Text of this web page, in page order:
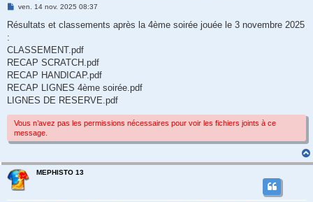
M
s
g
ven. 14 nov. 2025 08:37
Résultats et classements après la 4ème soirée jouée le 3 novembre 2025
:
CLASSEMENT.pdf
RECAP SCRATCH.pdf
RECAP HANDICAP.pdf
RECAP LIGNES 4ème soirée.pdf
LIGNES DE RESERVE.pdf
Vous n’avez pas les permissions nécessaires pour voir les fichiers joints à ce
message.
MEPHISTO 13